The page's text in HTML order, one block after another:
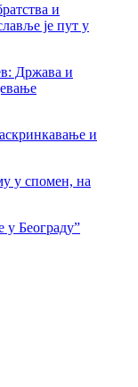
и
је пут у
Држава и
и
у спомен, на
у Београду”